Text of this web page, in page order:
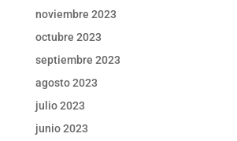
noviembre 2023
octubre 2023
septiembre 2023
agosto 2023
julio 2023
junio 2023